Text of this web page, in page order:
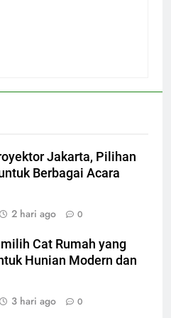
Jakarta, Pilihan
Berbagai Acara
2 hari ago 0
Cat Rumah yang
Hunian Modern dan
3 hari ago 0